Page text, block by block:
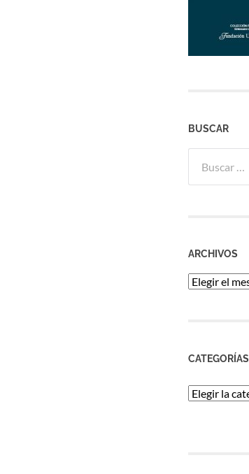
BUSCAR
ARCHIVOS
Archivos
CATEGORÍAS
Categorías